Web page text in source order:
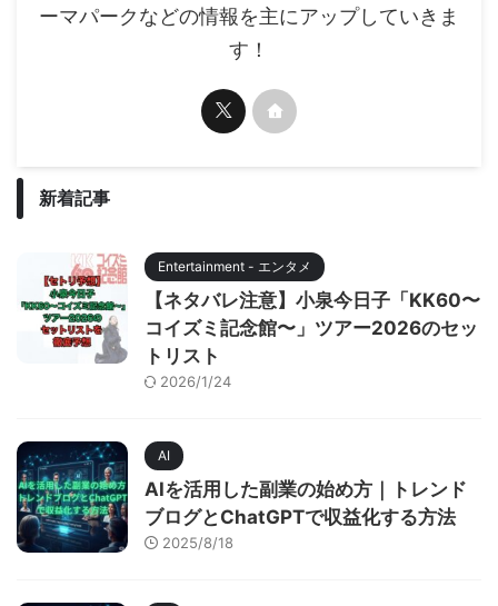
ーマパークなどの情報を主にアップしていきま
す！
新着記事
Entertainment - エンタメ
【ネタバレ注意】小泉今日子「KK60〜
コイズミ記念館〜」ツアー2026のセッ
トリスト
2026/1/24
AI
AIを活用した副業の始め方｜トレンド
ブログとChatGPTで収益化する方法
2025/8/18